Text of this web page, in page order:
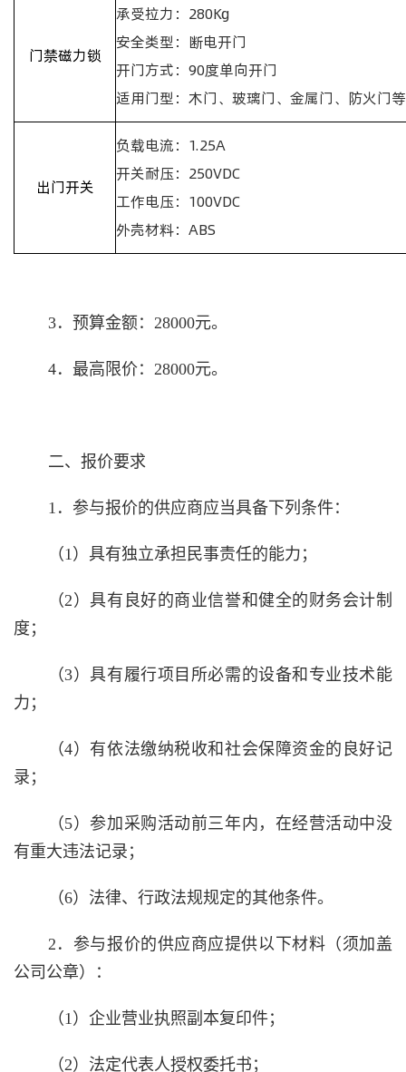
门禁磁力锁
承受拉力： 280Kg
安全类型：断电开门
开门方式： 90度单向开门
适用门型：木门、玻璃门、金属门、防火门等
出门开关
负载电流： 1.25A
开关耐压： 250VDC
工作电压： 100VDC
外壳材料： ABS
3．预算金额： 28000元。
4．最高限价： 28000元。
二、报价要求
1．参与报价的供应商应当具备下列条件：
（1）具有独立承担民事责任的能力；
（2 ）具有良好的商业信誉和健全的财务会计制
度；
（3）具有履行项目所必需的设备和专业技术能
力；
（4）有依法缴纳税收和社会保障资金的良好记
录；
（5）参加采购活动前三年内，在经营活动中没
有重大违法记录；
（6）法律、行政法规规定的其他条件。
2．参与报价的供应商应提供以下材料（须加盖
公司公章）：
（1）企业营业执照副本复印件；
（2）法定代表人授权委托书；